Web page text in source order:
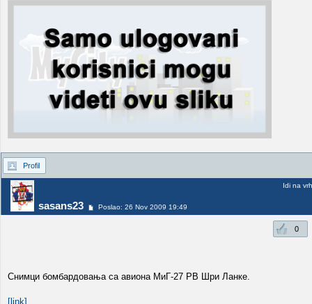
Profil
sasans23 Poslao: 26 Nov 2009 19:49
Idi na vrh
0
Снимци бомбардовања са авиона МиГ-27 РВ Шри Ланке.
[link]